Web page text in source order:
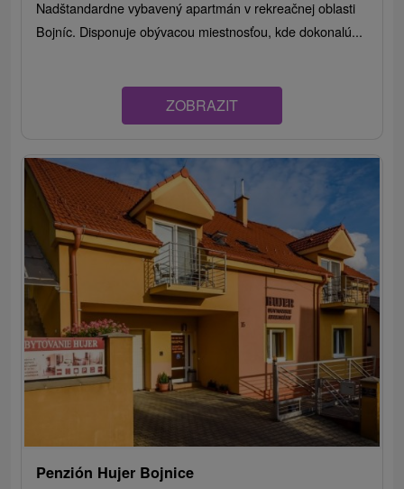
Nadštandardne vybavený apartmán v rekreačnej oblasti
Bojníc. Disponuje obývacou miestnosťou, kde dokonalú...
ZOBRAZIT
Penzión Hujer Bojnice